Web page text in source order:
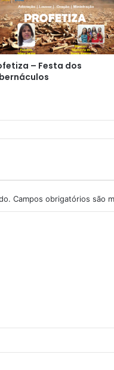
– Festa dos
Campos obrigatórios são